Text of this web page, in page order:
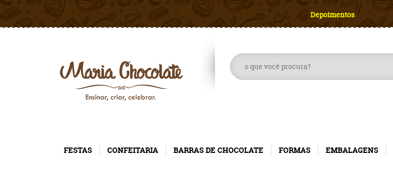
Depoimentos
FESTAS CONFEITARIA BARRAS DE CHOCOLATE FORMAS EMBALAGENS